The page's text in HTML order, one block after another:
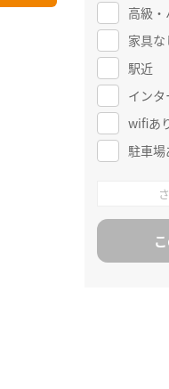
高級
家具な
駅近
イン
wifiあ
駐車場